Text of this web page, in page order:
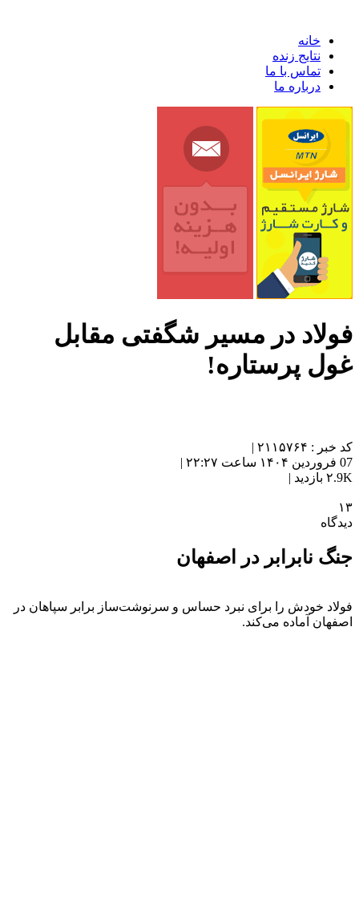
خانه
نتایج زنده
تماس با ما
درباره ما
فولاد در مسیر شگفتی مقابل
غول پرستاره!
کد خبر : ۲۱۱۵۷۶۴ |
07 فروردین ۱۴۰۴ ساعت ۲۲:۲۷ |
۲.9K بازدید |
۱۳
دیدگاه
جنگ نابرابر در اصفهان
فولاد خودش را برای نبرد حساس و سرنوشت‌ساز برابر سپاهان در
اصفهان آماده می‌کند.